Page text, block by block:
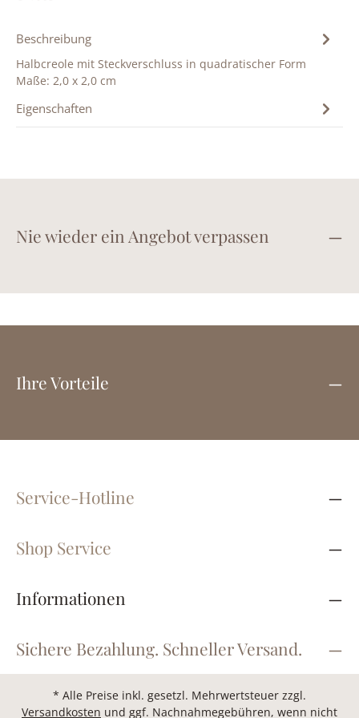
Beschreibung
Halbcreole mit Steckverschluss in quadratischer Form
Maße: 2,0 x 2,0 cm
Eigenschaften
Nie wieder ein Angebot verpassen
Ihre Vorteile
Service-Hotline
Shop Service
Informationen
Sichere Bezahlung. Schneller Versand.
* Alle Preise inkl. gesetzl. Mehrwertsteuer zzgl.
Versandkosten und ggf. Nachnahmegebühren, wenn nicht